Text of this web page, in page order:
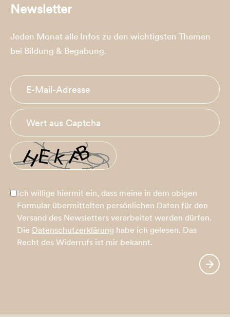
Newsletter
Jeden Monat alle Infos zu den wichtigsten Themen
bei Bildung & Begabung.
Ich willige hiermit ein, dass meine in dem obigen
Formular übermittelten persönlichen Daten für den
Versand des Newsletters verarbeitet werden dürfen.
Die Datenschutzerklärung habe ich gelesen. Das
Recht des Widerrufs ist mir bekannt.